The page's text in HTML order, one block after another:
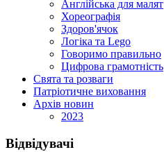
Англійська для малят
Хореографія
Здоров'ячок
Логіка та Lego
Говоримо правильно
Цифрова грамотність
Свята та розваги
Патріотичне виховання
Архів новин
2023
Відвідувачі